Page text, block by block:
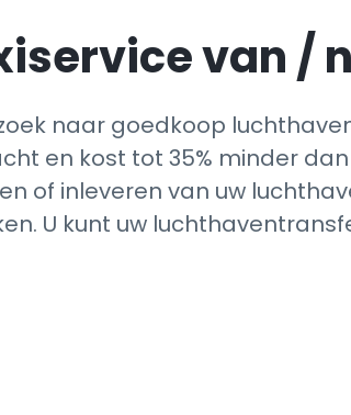
van /
naar goedkoop
en kost tot 35% minder
of inleveren van uw
U kunt uw